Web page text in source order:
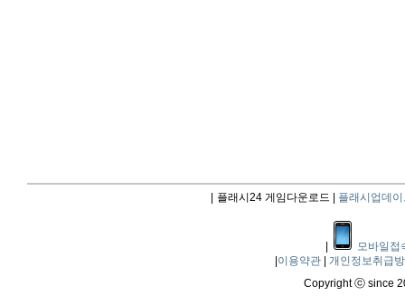
플래시24 게임다운로드 | 플래시업데이
모바일접
이용약관
개인정보취급
Copyright ⓒ since